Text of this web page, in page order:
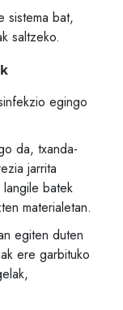
sistema bat,
saltzeko.
egingo
da, txanda-
jarrita
langile batek
materialetan.
egiten duten
ere garbituko